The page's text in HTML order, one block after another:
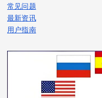
常见问题
最新资讯
用户指南